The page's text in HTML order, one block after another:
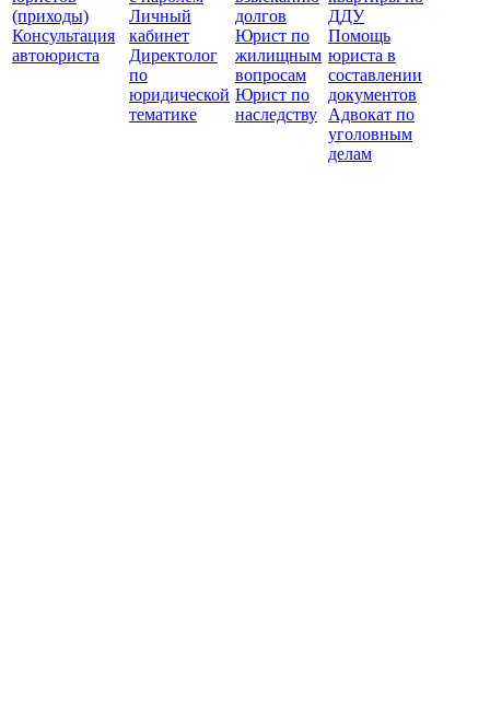
(приходы)
Консультация
автоюриста
Личный
кабинет
Директолог
по
юридической
тематике
долгов
Юрист по
жилищным
вопросам
Юрист по
наследству
ДДУ
Помощь
юриста в
составлении
документов
Адвокат по
уголовным
делам